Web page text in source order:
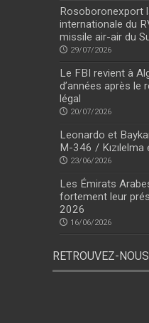
Rosoboronexport
internationale du
missile air-air du
29/07/2026
Le FBI revient à
d’années après le
légal
20/07/2026
Leonardo et
M-346 / Kızılelma
23/06/2026
Les Émirats
fortement leur
2026
16/06/2026
RETROUVEZ-